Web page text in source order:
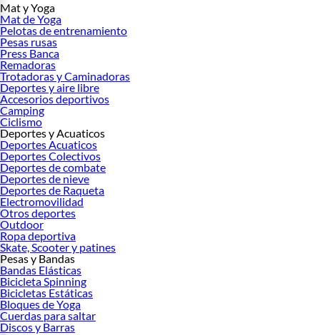
selecciona cuidadosamente cada producto, garantizando calidad y variedad con
más de 100 opciones de trail running.
Beneficios de los Tenis Trail Running 🏆
La suela de EVA te garantiza ligereza sin perder amortiguación. Muchos modelos
utilizan tecnología waterproof, ideal para mantenerte seco en condiciones
húmedas. Además, estrenan materiales como ripstop en el exterior para mayor
resistencia y durabilidad.
Tipos de Tenis Trail Running Disponibles 🛍️
Tenis Trail Running Mujer
Quienes buscan tenis para mujer encontrarán diseños específicos con soporte
adicional en el arco, adaptándose a diversas morfologías. Siempre un paso
adelante, estos modelos aseguran el equilibrio perfecto entre ligereza y soporte.
Trail Running Hombre
Opta por versiones más robustas, adecuadas para recorrer largas distancias. Los
usuarios han notado diferencias significativas en comodidad, especialmente en
rutas montañosas, gracias al soporte extra en el talón.
Guía para Elegir Bien: Los 3 Criterios que Importan 🎯
Considera el material: los tenis con suela EVA absorben mejor el impacto. No
olvides la importancia de la talla: asegúrate de que el pie no quede apretado para
evitar ampollas. Evalúa el terreno en tus rutas regulares; si es húmedo, busca
Mat y Yoga
Mat de Yoga
Pelotas de entrenamiento
Pesas rusas
Press Banca
Remadoras
Trotadoras y Caminadoras
Deportes y aire libre
Accesorios deportivos
Camping
Ciclismo
Deportes y Acuaticos
Deportes Acuaticos
Deportes Colectivos
Deportes de combate
Deportes de nieve
Deportes de Raqueta
Electromovilidad
Otros deportes
Outdoor
Ropa deportiva
Skate, Scooter y patines
Pesas y Bandas
Bandas Elásticas
Bicicleta Spinning
Bicicletas Estáticas
Bloques de Yoga
Cuerdas para saltar
Discos y Barras